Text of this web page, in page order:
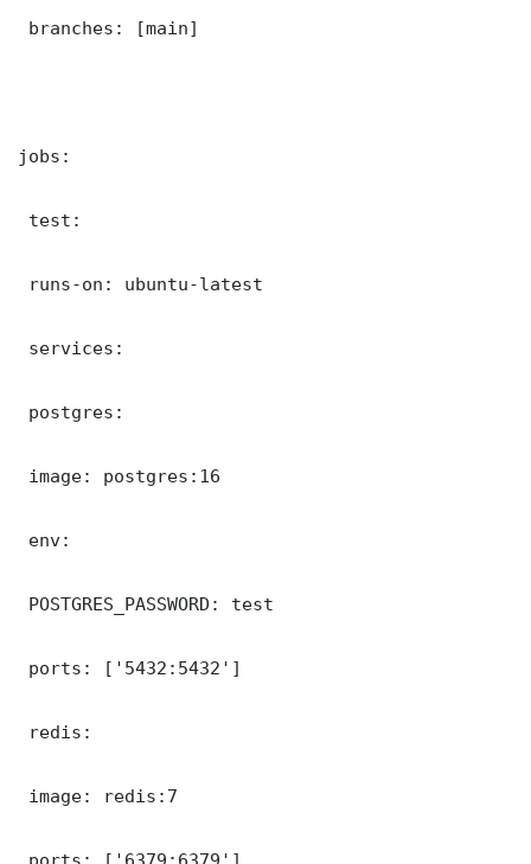
branches: [main]
jobs:
test:
runs-on: ubuntu-latest
services:
postgres:
image: postgres:16
env:
POSTGRES_PASSWORD: test
ports: ['5432:5432']
redis:
image: redis:7